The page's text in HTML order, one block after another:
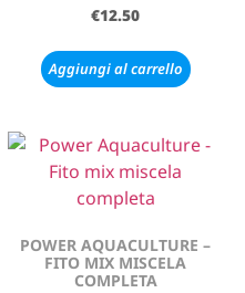
€12.50
Aggiungi al carrello
POWER AQUACULTURE –
FITO MIX MISCELA
COMPLETA